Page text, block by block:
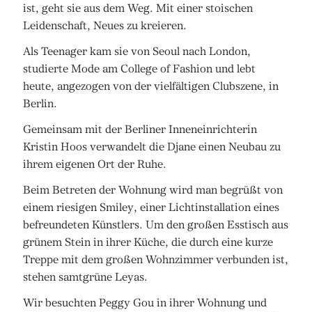
ist, geht sie aus dem Weg. Mit einer stoischen
Leidenschaft, Neues zu kreieren.
Als Teenager kam sie von Seoul nach London,
studierte Mode am College of Fashion und lebt
heute, angezogen von der vielfältigen Clubszene, in
Berlin.
Gemeinsam mit der Berliner Inneneinrichterin
Kristin Hoos verwandelt die Djane einen Neubau zu
ihrem eigenen Ort der Ruhe.
Beim Betreten der Wohnung wird man begrüßt von
einem riesigen Smiley, einer Lichtinstallation eines
befreundeten Künstlers. Um den großen Esstisch aus
grünem Stein in ihrer Küche, die durch eine kurze
Treppe mit dem großen Wohnzimmer verbunden ist,
stehen samtgrüne Leyas.
Wir besuchten Peggy Gou in ihrer Wohnung und